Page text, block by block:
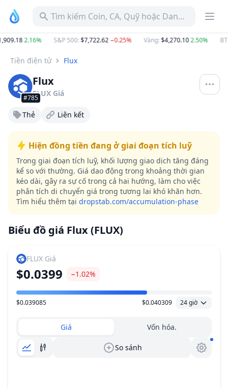
Tìm kiếm Coin, CA, Quỹ hoặc Danh mục
2.16% S&P 500:$7,722.62−0.25% Vàng:$4,270.102.50%
Tiền điện tử Flux
#785
Flux
FLUX Giá
Thẻ Liên kết
Hiện đồng tiền đang ở giai đoạn tích luỹ
Trong giai đoạn tích luỹ, khối lượng giao dịch tăng đáng
kể so với thường. Giá dao động trong khoảng thời gian
kéo dài, gây ra sự cố trong cả hai hướng, làm cho việc
phân tích di chuyển giá trong tương lai khó khăn hơn.
Tìm hiểu thêm tại dropstab.com/accumulation-phase
Biểu đồ giá Flux (FLUX)
FLUX Giá
$0.0399 −1.02%
Khoảng giá
$0.039085 $0.040309 24 giờ
Giá Vốn hóa.
So sánh